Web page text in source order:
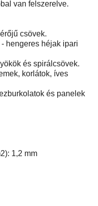
van felszerelve.
csövek.
hengeres héjak ipari
és spirálcsövek.
korlátok, íves
és panelek
1,2 mm